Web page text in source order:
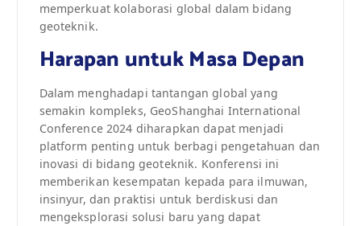
memperkuat kolaborasi global dalam bidang
geoteknik.
Harapan untuk Masa Depan
Dalam menghadapi tantangan global yang
semakin kompleks, GeoShanghai International
Conference 2024 diharapkan dapat menjadi
platform penting untuk berbagi pengetahuan dan
inovasi di bidang geoteknik. Konferensi ini
memberikan kesempatan kepada para ilmuwan,
insinyur, dan praktisi untuk berdiskusi dan
mengeksplorasi solusi baru yang dapat